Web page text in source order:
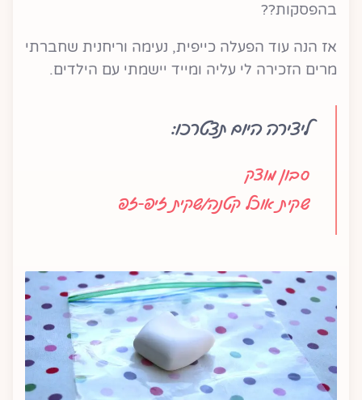
בהפסקות??
אז הנה עוד הפעלה כייפית, נעימה וריחנית שחברתי
מרים הזכירה לי עליה ומייד יישמתי עם הילדים.
ליצירה היום תצטרכו:
סבון מוצק
שקית אוכל קטנה/שקית זיפ-זפ